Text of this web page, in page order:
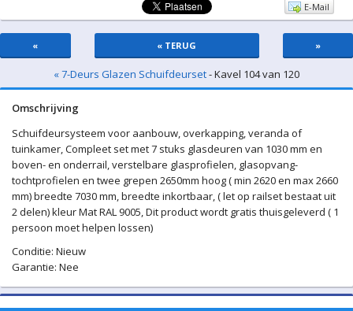
E-Mail
« « TERUG »
« 7-Deurs Glazen Schuifdeurset- Kavel 104 van 120
Omschrijving
Schuifdeursysteem voor aanbouw, overkapping, veranda of
tuinkamer, Compleet set met 7 stuks glasdeuren van 1030 mm en
boven- en onderrail, verstelbare glasprofielen, glasopvang-
tochtprofielen en twee grepen 2650mm hoog ( min 2620 en max 2660
mm) breedte 7030 mm, breedte inkortbaar, ( let op railset bestaat uit
2 delen) kleur Mat RAL 9005, Dit product wordt gratis thuisgeleverd ( 1
persoon moet helpen lossen)
Conditie: Nieuw
Garantie: Nee